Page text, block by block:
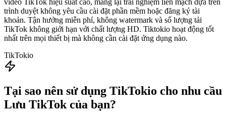
trình duyệt không yêu cầu cài đặt phần mềm hoặc đăng ký tài
khoản. Tận hưởng miễn phí, không watermark và số lượng tải
TikTok không giới hạn với chất lượng HD. Tiktokio hoạt động tốt
nhất trên mọi thiết bị mà không cần cài đặt ứng dụng nào.
TikTokio
Tại sao nên sử dụng TikTokio cho nhu cầu
Lưu TikTok của bạn?